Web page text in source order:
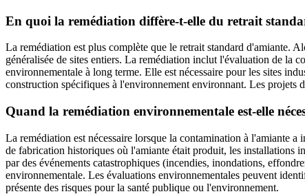
En quoi la remédiation diffère-t-elle du retrait
La remédiation est plus complète que le retrait standard d'amiante.
généralisée de sites entiers. La remédiation inclut l'évaluation de la
environnementale à long terme. Elle est nécessaire pour les sites
construction spécifiques à l'environnement environnant. Les projets
Quand la remédiation environnementale est-elle
La remédiation est nécessaire lorsque la contamination à l'amiante
de fabrication historiques où l'amiante était produit, les installations
par des événements catastrophiques (incendies, inondations,
environnementale. Les évaluations environnementales peuvent
présente des risques pour la santé publique ou l'environnement.